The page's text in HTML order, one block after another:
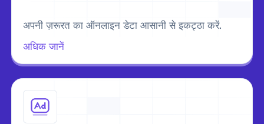
अपनी ज़रूरत का ऑनलाइन डेटा आसानी से इकट्ठा करें.
अधिक जानें